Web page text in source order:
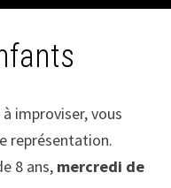
improviser, vous
représentation.
8 ans, mercredi de